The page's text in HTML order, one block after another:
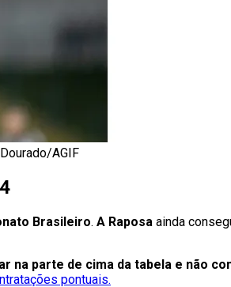
AGIF
Brasileiro. A Raposa ainda
na parte de cima da tabela e não
pontuais.